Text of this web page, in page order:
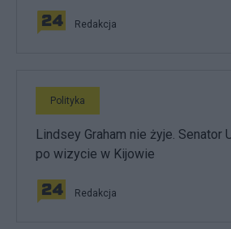
Redakcja
Polityka
Lindsey Graham nie żyje. Senator
po wizycie w Kijowie
Redakcja